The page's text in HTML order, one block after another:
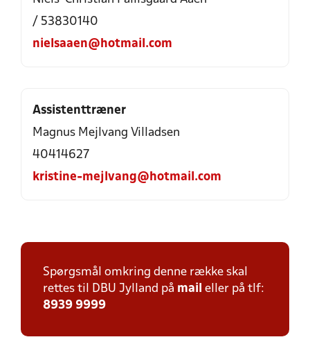
/ 53830140
nielsaaen@hotmail.com
Assistenttræner
Magnus Mejlvang Villadsen
40414627
kristine-mejlvang@hotmail.com
Spørgsmål omkring denne række skal
rettes til DBU Jylland på mail eller på tlf:
8939 9999